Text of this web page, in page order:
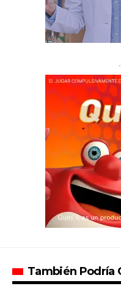
También Podría